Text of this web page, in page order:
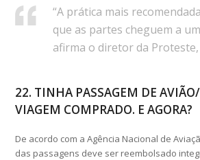
“A prática mais
que as partes cheguem a
afirma o diretor da
22. TINHA PASSAGEM DE
VIAGEM COMPRADO. E AGORA?
De acordo com a Agência Nacional de
das passagens deve ser reembolsado